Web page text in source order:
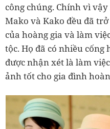
công chúng. Chính vì
Mako và Kako đều đã
của hoàng gia và làm
tộc. Họ đã có nhiều cống
được nhận xét là làm
ảnh tốt cho gia đình